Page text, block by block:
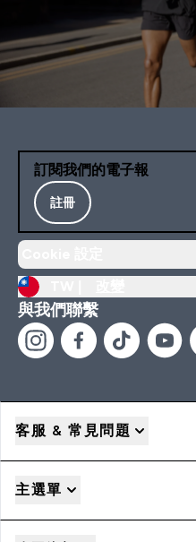
訂閱我們的電子報
註冊
與我們聯繫
客服 & 常見問題
主選單